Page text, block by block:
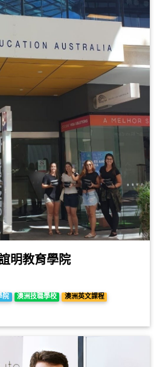
明教育學院
院 澳洲技職學校
澳洲英文課程